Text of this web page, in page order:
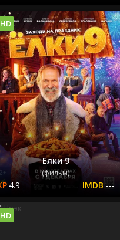
Елки 9
(фильм)
4.9 ---
HD
HD